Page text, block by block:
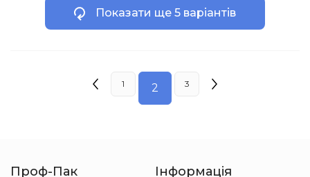
Показати ще 5 варіантів
1 2 3
Проф-Пак Інформація